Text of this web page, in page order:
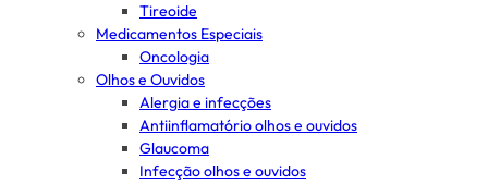
Tireoide
Medicamentos Especiais
Oncologia
Olhos e Ouvidos
Alergia e infecções
Antiinflamatório olhos e ouvidos
Glaucoma
Infecção olhos e ouvidos